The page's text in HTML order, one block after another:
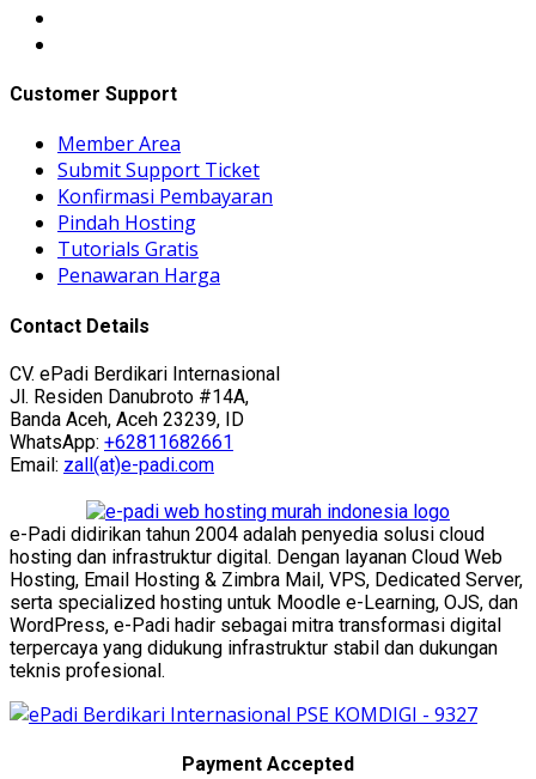
Customer Support
Member Area
Submit Support Ticket
Konfirmasi Pembayaran
Pindah Hosting
Tutorials Gratis
Penawaran Harga
Contact Details
CV. ePadi Berdikari Internasional
Jl. Residen Danubroto #14A,
Banda Aceh, Aceh 23239, ID
WhatsApp: +62811682661
Email: zall(at)e-padi.com
e-Padi didirikan tahun 2004 adalah penyedia solusi cloud
hosting dan infrastruktur digital. Dengan layanan Cloud Web
Hosting, Email Hosting & Zimbra Mail, VPS, Dedicated Server,
serta specialized hosting untuk Moodle e-Learning, OJS, dan
WordPress, e-Padi hadir sebagai mitra transformasi digital
terpercaya yang didukung infrastruktur stabil dan dukungan
teknis profesional.
Payment Accepted